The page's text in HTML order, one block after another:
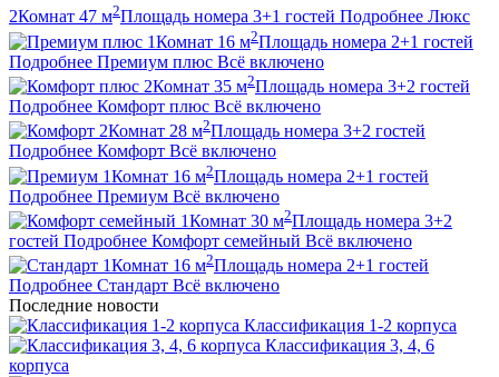
2Комнат 47 м2Площадь номера 3+1 гостей Подробнее Люкс
1Комнат 16 м2Площадь номера 2+1 гостей
Подробнее Премиум плюс Всё включено
2Комнат 35 м2Площадь номера 3+2 гостей
Подробнее Комфорт плюс Всё включено
2Комнат 28 м2Площадь номера 3+2 гостей
Подробнее Комфорт Всё включено
1Комнат 16 м2Площадь номера 2+1 гостей
Подробнее Премиум Всё включено
1Комнат 30 м2Площадь номера 3+2
гостей Подробнее Комфорт семейный Всё включено
1Комнат 16 м2Площадь номера 2+1 гостей
Подробнее Стандарт Всё включено
Последние новости
Классификация 1-2 корпуса
Классификация 3, 4, 6
корпуса